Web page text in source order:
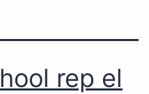
rep el